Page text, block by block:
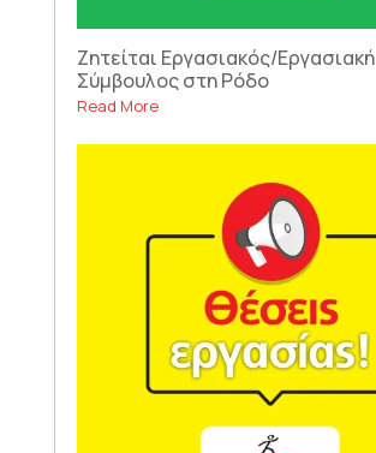
Ζητείται Εργασιακός/Εργασιακή
Σύμβουλος στη Ρόδο
Read More